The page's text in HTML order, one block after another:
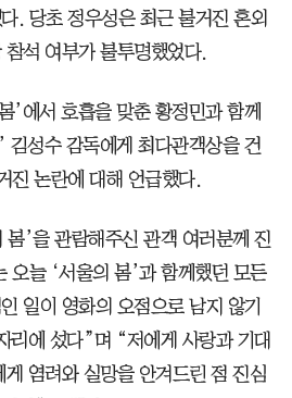
. 당초 정우성은 최근 불거진 혼외
석 여부가 불투명했었다.
’에서 호흡을 맞춘 황정민과 함께
김성수 감독에게 최다관객상을 건
진 논란에 대해 언급했다.
’을 관람해주신 관객 여러분께 진
오늘 ‘서울의 봄’과 함께했던 모든
일이 영화의 오점으로 남지 않기
리에 섰다”며 “저에게 사랑과 기대
염려와 실망을 안겨드린 점 진심